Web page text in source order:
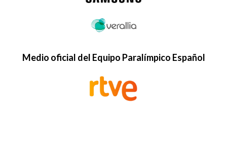
Medio oficial del Equipo Paralímpico Español